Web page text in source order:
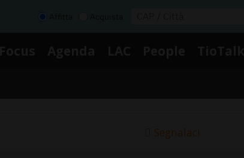
Segnalaci